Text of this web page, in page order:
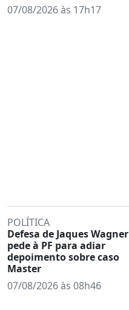
07/08/2026 às 17h17
POLÍTICA
Defesa de Jaques Wagner
pede à PF para adiar
depoimento sobre caso
Master
07/08/2026 às 08h46